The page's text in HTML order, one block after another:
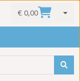
€ 0,00